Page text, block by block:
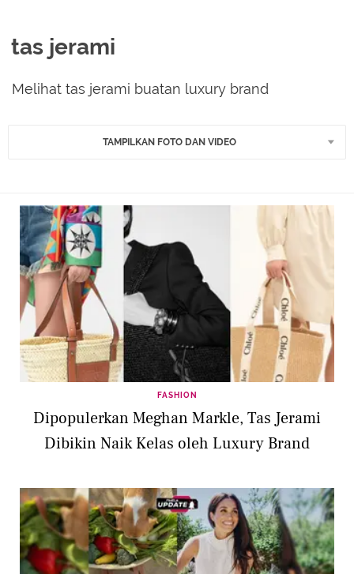
tas jerami
Melihat tas jerami buatan luxury brand
TAMPILKAN FOTO DAN VIDEO
FASHION
Dipopulerkan Meghan Markle, Tas Jerami
Dibikin Naik Kelas oleh Luxury Brand